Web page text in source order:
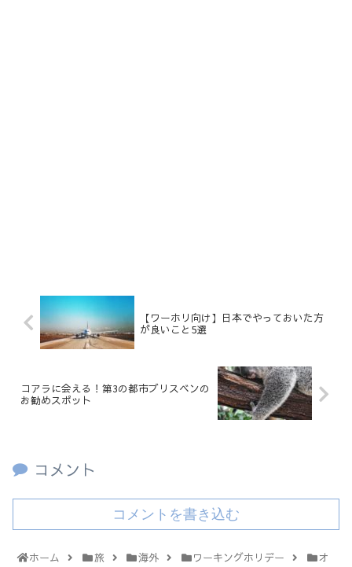
【ワーホリ向け】日本でやっておいた方
が良いこと5選
コアラに会える！第3の都市ブリスベンの
お勧めスポット
コメント
コメントを書き込む
ホーム 旅 海外 ワーキングホリデー オ